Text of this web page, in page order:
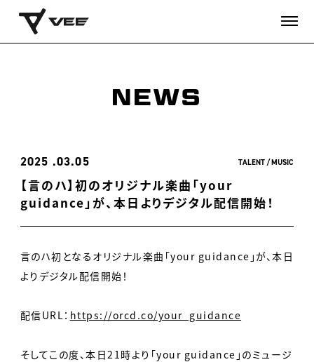
NEWS
2025 03.05 TALENT MUSIC
【言のハ】初のオリジナル楽曲「your
guidance」が、本日よりデジタル配信開始！
言のハ初となるオリジナル楽曲「your guidance」が、本日
よりデジタル配信開始！
配信URL： https://orcd.co/your_guidance
そしてこの度、本日21時より「your guidance」のミュージ